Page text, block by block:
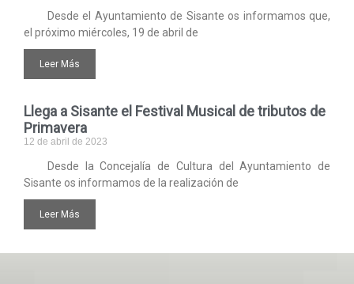
Desde el Ayuntamiento de Sisante os informamos que,
el próximo miércoles, 19 de abril de
Leer Más
Llega a Sisante el Festival Musical de tributos de
Primavera
12 de abril de 2023
Desde la Concejalía de Cultura del Ayuntamiento de
Sisante os informamos de la realización de
Leer Más